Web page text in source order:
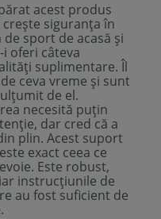
acest produs
siguranța în
de sport de acasă și
oferi câteva
suplimentare. Îl
ceva vreme și sunt
de el.
necesită puțin
dar cred că a
plin. Acest suport
exact ceea ce
Este robust,
instrucțiunile de
au fost suficient de